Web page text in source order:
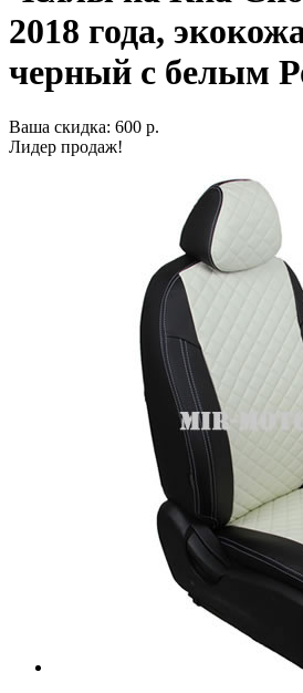
2018 года,
черный с белым
Ваша скидка: 600 р.
Лидер продаж!